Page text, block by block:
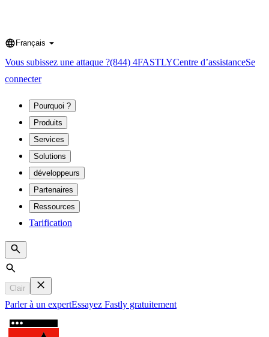
Language
Français
Vous subissez une attaque ?(844) 4FASTLYCentre d’assistanceSe
connecter
Pourquoi ?
Produits
Services
Solutions
développeurs
Partenaires
Ressources
Tarification
Search
Clair
Parler à un expertEssayez Fastly gratuitement